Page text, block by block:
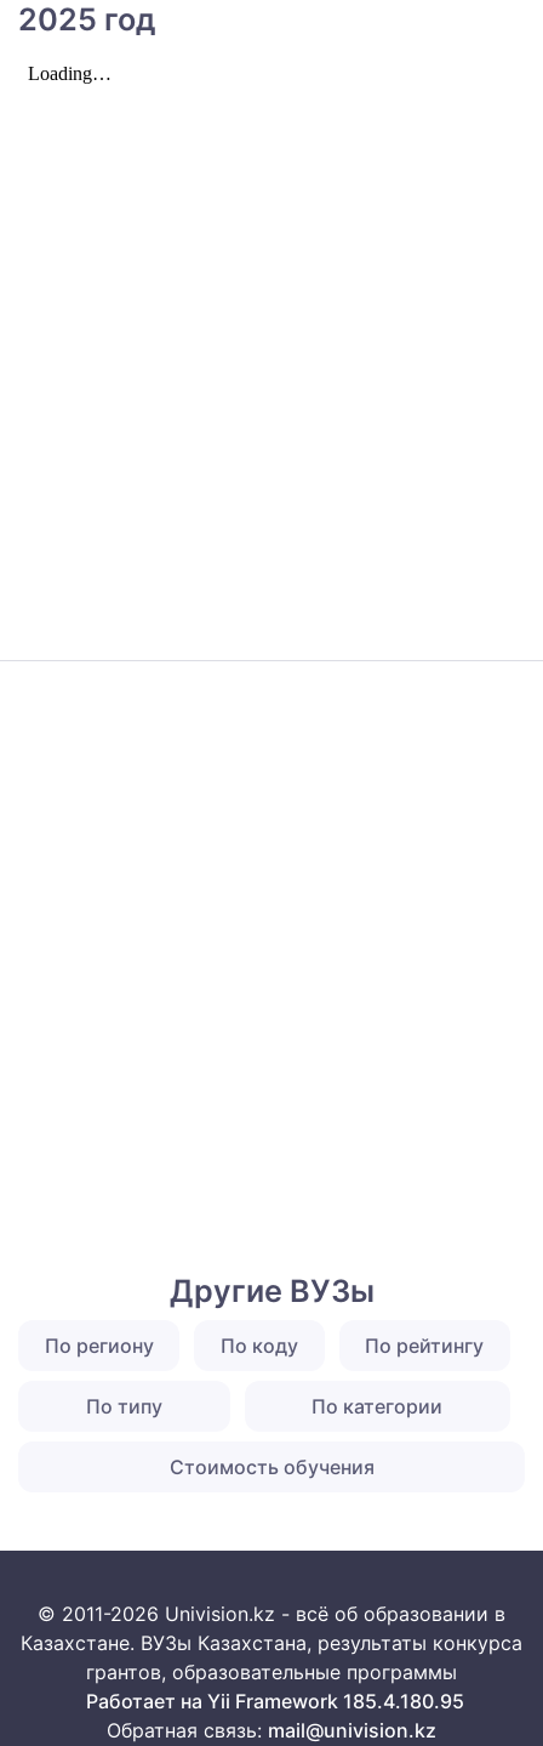
2025 год
Другие ВУЗы
По региону По коду По рейтингу
По типу По категории
Стоимость обучения
© 2011-2026 Univision.kz - всё об образовании в
Казахстане. ВУЗы Казахстана, результаты конкурса
грантов, образовательные программы
Работает на Yii Framework 185.4.180.95
Обратная связь: mail@univision.kz